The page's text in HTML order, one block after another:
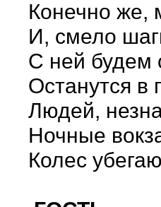
Конечно же,
И, смело
С ней будем
Останутся
Людей,
Ночные
Колес